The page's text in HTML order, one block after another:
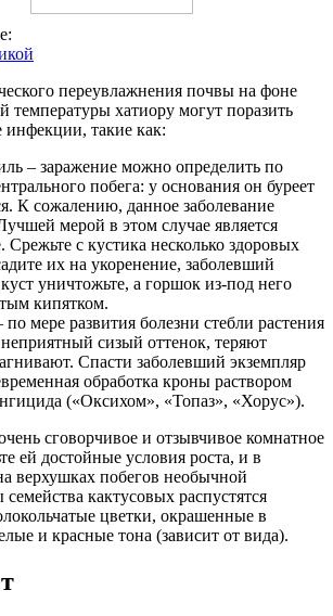
переувлажнения почвы на фоне
хатиору могут поразить
такие как:
– заражение можно определить по
побега: у основания он буреет
К сожалению, данное заболевание
мерой в этом случае является
Срежьте с кустика несколько здоровых
их на укоренение, заболевший
уничтожьте, а горшок из-под него
кипятком.
мере развития болезни стебли растения
сизый оттенок, теряют
Спасти заболевший экземпляр
обработка кроны раствором
(«Оксихом», «Топаз», «Хорус»).
сговорчивое и отзывчивое комнатное
ей достойные условия роста, и в
верхушках побегов необычной
кактусовых распустятся
цветки, окрашенные в
и красные тона (зависит от вида).